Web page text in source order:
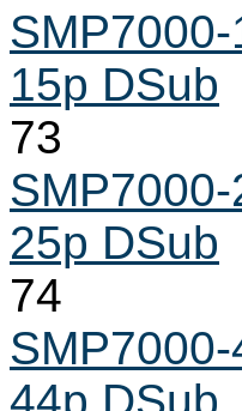
15p DSub
73
25p DSub
74
44p DSub